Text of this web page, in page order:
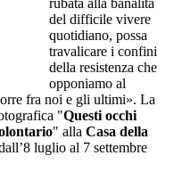
del difficile vivere
quotidiano, possa
travalicare i confini
della resistenza che
opponiamo al
fra noi e gli ultimi». La
"Questi occhi
" alla Casa della
luglio al 7 settembre